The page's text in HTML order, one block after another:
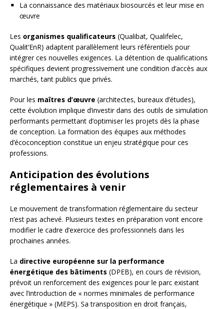
La connaissance des matériaux biosourcés et leur mise en
œuvre
Les organismes qualificateurs (Qualibat, Qualifelec,
Qualit’EnR) adaptent parallèlement leurs référentiels pour
intégrer ces nouvelles exigences. La détention de qualifications
spécifiques devient progressivement une condition d’accès aux
marchés, tant publics que privés.
Pour les maîtres d’œuvre (architectes, bureaux d’études),
cette évolution implique d’investir dans des outils de simulation
performants permettant d’optimiser les projets dès la phase
de conception. La formation des équipes aux méthodes
d’écoconception constitue un enjeu stratégique pour ces
professions.
Anticipation des évolutions
réglementaires à venir
Le mouvement de transformation réglementaire du secteur
n’est pas achevé. Plusieurs textes en préparation vont encore
modifier le cadre d’exercice des professionnels dans les
prochaines années.
La directive européenne sur la performance
énergétique des bâtiments (DPEB), en cours de révision,
prévoit un renforcement des exigences pour le parc existant
avec l’introduction de « normes minimales de performance
énergétique » (MEPS). Sa transposition en droit français,